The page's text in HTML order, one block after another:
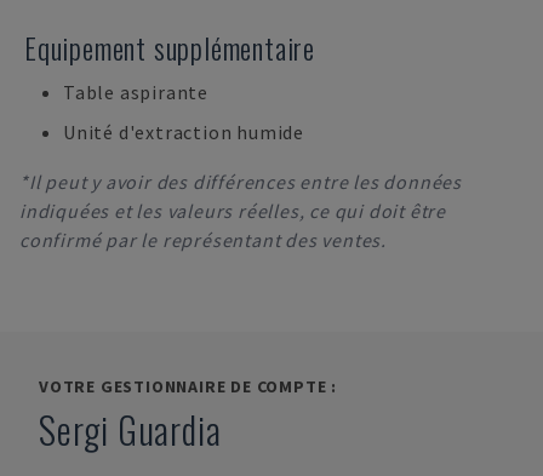
Equipement supplémentaire
Table aspirante
Unité d'extraction humide
*Il peut y avoir des différences entre les données
indiquées et les valeurs réelles, ce qui doit être
confirmé par le représentant des ventes.
VOTRE GESTIONNAIRE DE COMPTE :
Sergi Guardia